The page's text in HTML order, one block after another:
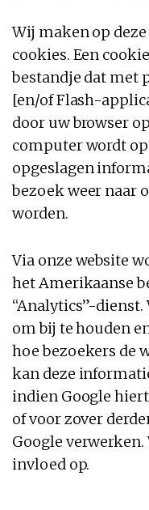
Wij maken op
cookies. Een
bestandje dat met
[en/of Flash-
door uw browser
computer wordt
opgeslagen
bezoek weer naar
worden.
Via onze website
het Amerikaanse
“Analytics”-
om bij te houden
hoe bezoekers de
kan deze
indien Google
of voor zover
Google
invloed op.